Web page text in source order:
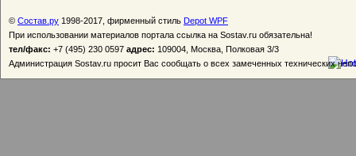
© Состав.ру 1998-2017, фирменный стиль Depot WPF
При использовании материалов портала ссылка на Sostav.ru обязательна!
тел/факс: +7 (495) 230 0597 адрес: 109004, Москва, Полковая 3/3
Администрация Sostav.ru просит Вас сообщать о всех замеченных технических